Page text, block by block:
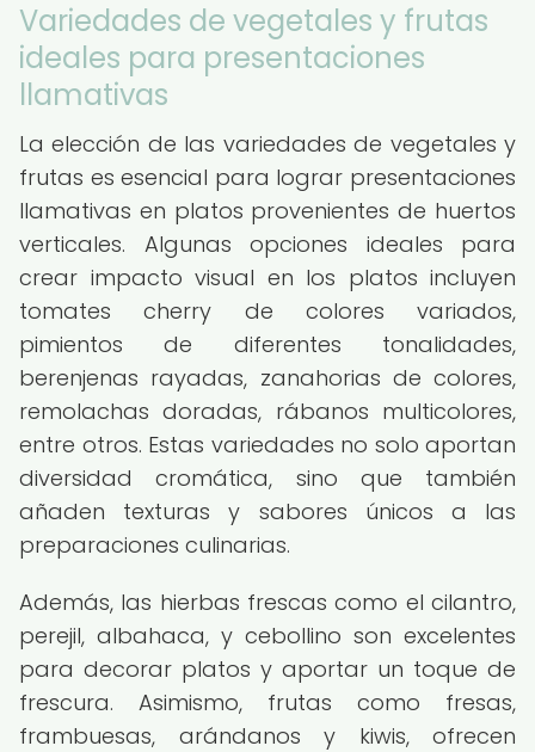
Variedades de vegetales y frutas
ideales para presentaciones
llamativas
La elección de las variedades de vegetales y
frutas es esencial para lograr presentaciones
llamativas en platos provenientes de huertos
verticales. Algunas opciones ideales para
crear impacto visual en los platos incluyen
tomates cherry de colores variados,
pimientos de diferentes tonalidades,
berenjenas rayadas, zanahorias de colores,
remolachas doradas, rábanos multicolores,
entre otros. Estas variedades no solo aportan
diversidad cromática, sino que también
añaden texturas y sabores únicos a las
preparaciones culinarias.
Además, las hierbas frescas como el cilantro,
perejil, albahaca, y cebollino son excelentes
para decorar platos y aportar un toque de
frescura. Asimismo, frutas como fresas,
frambuesas, arándanos y kiwis, ofrecen